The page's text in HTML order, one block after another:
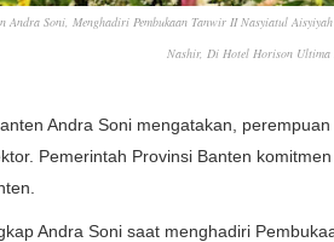
Andra Soni, Menghadiri Pembukaan Tanwir II Nasyiatul
Nashir, Di Hotel Horison Ultima
Andra Soni mengatakan,
Pemerintah Provinsi Banten
Andra Soni saat menghadiri